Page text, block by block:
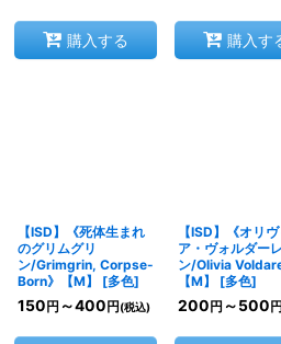
購入する 購入す
【ISD】《死体生まれ
のグリムグリ
ン/Grimgrin, Corpse-
Born》【M】
[多色]
150 円 ～400 円 (税込)
【ISD】《オリヴ
ア・ヴォルダーレ
ン/Olivia
【M】
[多色]
200 円 ～500 円